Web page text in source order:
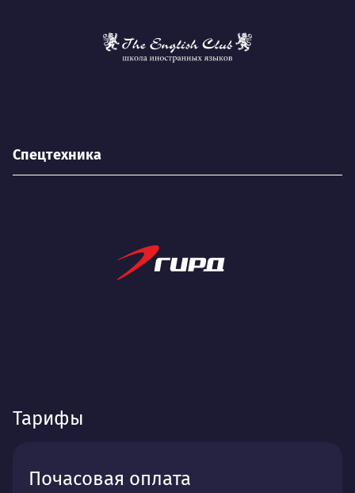
Спецтехника
Тарифы
Почасовая оплата